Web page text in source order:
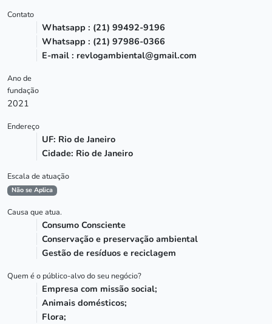
Contato
Whatsapp : (21) 99492-9196
Whatsapp : (21) 97986-0366
E-mail : revlogambiental@gmail.com
Ano de
fundação
2021
Endereço
UF: Rio de Janeiro
Cidade: Rio de Janeiro
Escala de atuação
Não se Aplica
Causa que atua.
Consumo Consciente
Conservação e preservação ambiental
Gestão de resíduos e reciclagem
Quem é o público-alvo do seu negócio?
Empresa com missão social;
Animais domésticos;
Flora;